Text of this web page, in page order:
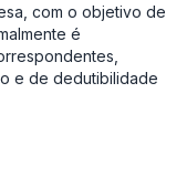
com o objetivo de
é
e de dedutibilidade